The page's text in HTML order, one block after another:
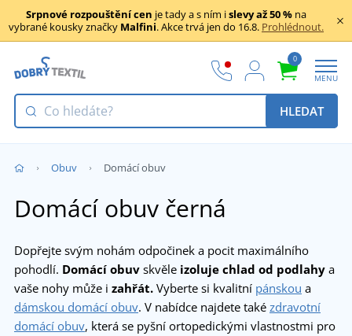
Srpnové rozpouštění cen je tady a s ním islevy až 50 % na
vybrané kousky značky Malfini. Akce trvá jen do 16.8. Prohlédnout.
0
MENU
HLEDAT
Obuv Domácí obuv
Domácí obuv černá
Dopřejte svým nohám odpočinek a pocit maximálního
pohodlí. Domácí obuv skvěle izoluje chlad od podlahy a
vaše nohy může i zahřát. Vyberte si kvalitní pánskou a
dámskou domácí obuv. V nabídce najdete také zdravotní
domácí obuv, která se pyšní ortopedickými vlastnostmi pro